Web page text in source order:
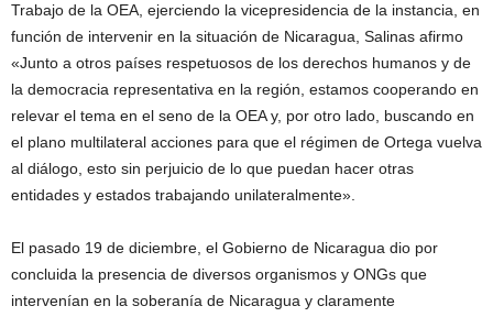
Trabajo de la OEA, ejerciendo la vicepresidencia de la instancia, en
función de intervenir en la situación de Nicaragua, Salinas afirmo
«Junto a otros países respetuosos de los derechos humanos y de
la democracia representativa en la región, estamos cooperando en
relevar el tema en el seno de la OEA y, por otro lado, buscando en
el plano multilateral acciones para que el régimen de Ortega vuelva
al diálogo, esto sin perjuicio de lo que puedan hacer otras
entidades y estados trabajando unilateralmente».
El pasado 19 de diciembre, el Gobierno de Nicaragua dio por
concluida la presencia de diversos organismos y ONGs que
intervenían en la soberanía de Nicaragua y claramente